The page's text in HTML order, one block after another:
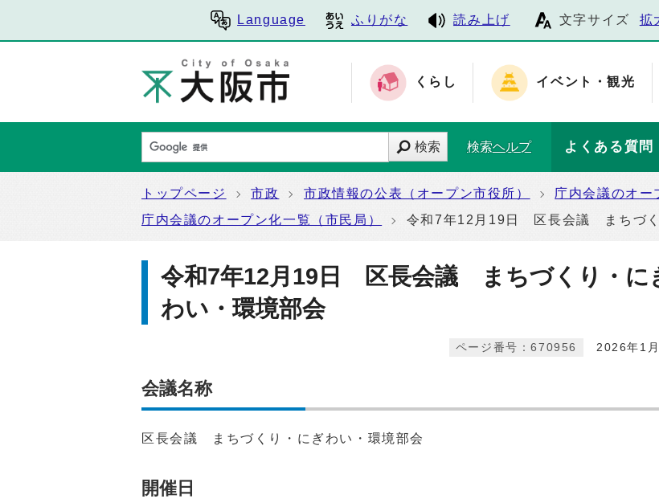
Language ふりがな 読み上げ 文字サイズ 拡
くらし イベント・観光
検索 検索ヘルプ よくある質問
トップページ 市政 市政情報の公表（オープン市役所）
庁内会議のオー
庁内会議のオープン化一覧（市民局）
令和7年12月19日 区長会議 まちづく
令和7年12月19日 区長会議 まちづくり・に
わい・環境部会
2026年1
ページ番号：670956
会議名称
区長会議 まちづくり・にぎわい・環境部会
開催日